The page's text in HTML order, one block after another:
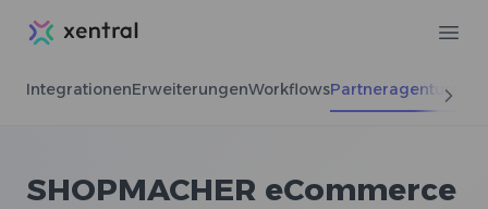
Xentral
IntegrationenErweiterungenWorkflowsPartneragenturen
SHOPMACHER eCommerce